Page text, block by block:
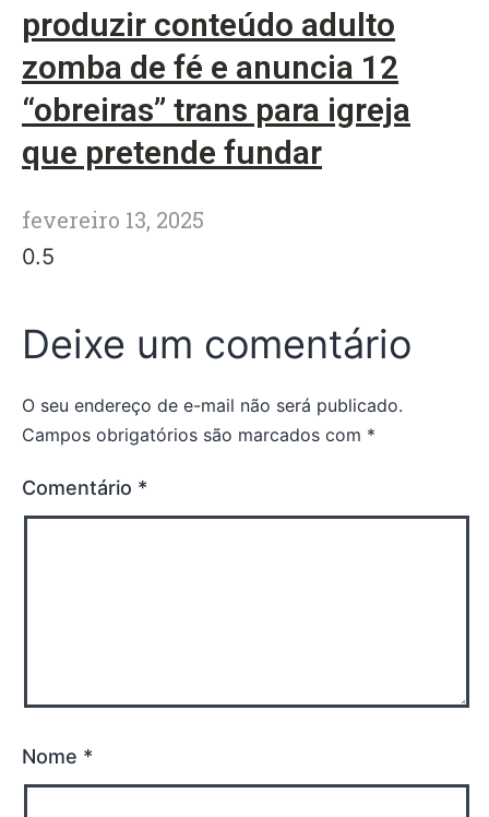
produzir conteúdo adulto
zomba de fé e anuncia 12
“obreiras” trans para igreja
que pretende fundar
fevereiro 13, 2025
Deixe um comentário
O seu endereço de e-mail não será publicado.
Campos obrigatórios são marcados com *
Comentário *
Nome *